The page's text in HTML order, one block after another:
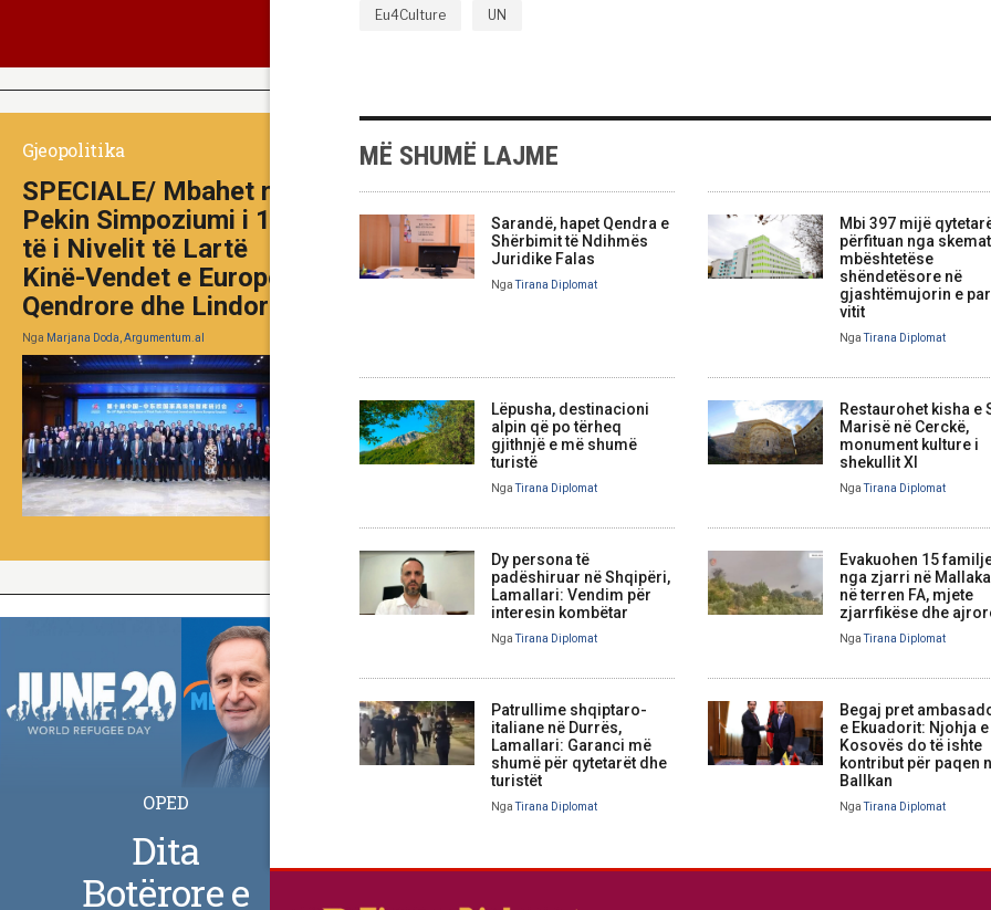
Eu4Culture UN
MË SHUMË LAJME
Sarandë, hapet Qendra e
Shërbimit të Ndihmës
Juridike Falas
NgaTirana Diplomat
Mbi 397 mijë
përfituan nga skemat
mbështetëse
shëndetësore në
gjashtëmujorin e
vitit
NgaTirana Diplomat
Lëpusha, destinacioni
alpin që po tërheq
gjithnjë e më shumë
turistë
NgaTirana Diplomat
Restaurohet kisha e
Marisë në Cerckë,
monument kulture i
shekullit XI
NgaTirana Diplomat
Dy persona të
padëshiruar në Shqipëri,
Lamallari: Vendim për
interesin kombëtar
NgaTirana Diplomat
Evakuohen 15
nga zjarri në
në terren FA, mjete
zjarrfikëse dhe
NgaTirana Diplomat
Patrullime shqiptaro-
italiane në Durrës,
Lamallari: Garanci më
shumë për qytetarët dhe
turistët
NgaTirana Diplomat
Begaj pret
e Ekuadorit: Njohja e
Kosovës do të ishte
kontribut për paqen
Ballkan
NgaTirana Diplomat
Gjeopolitika
SPECIALE/ Mbahet në
Pekin Simpoziumi i 10-
të i Nivelit të Lartë
Kinë-Vendet e Europës
Qendrore dhe Lindore
Nga Marjana Doda, Argumentum.al
OPED
Dita
Botërore e